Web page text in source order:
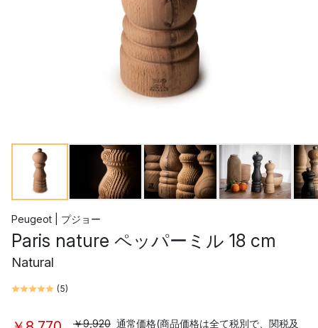
Peugeot | プジョー
Paris nature ペッパーミル 18 cm
Natural
(5)
￥9,920 通常価格(商品価格は全て税別で、関税及